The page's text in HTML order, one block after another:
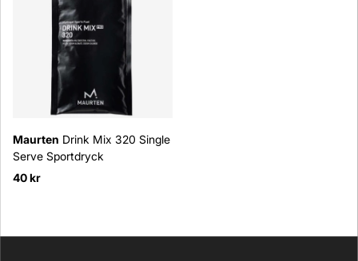
Maurten Drink Mix 320 Single
Serve Sportdryck
40 kr